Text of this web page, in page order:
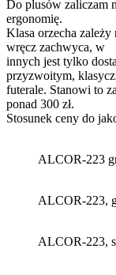
Do plusów zaliczam
ergonomię.
Klasa orzecha zależy
wręcz zachwyca, w
innych jest tylko
przyzwoitym,
futerale. Stanowi to
ponad 300 zł.
Stosunek ceny do
ALCOR-223
ALCOR-223,
ALCOR-223,